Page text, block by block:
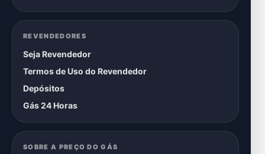
REVENDEDORES
Seja Revendedor
Termos de Uso do Revendedor
Depósitos
Gás 24 Horas
SOBRE A PREÇO DO GÁS